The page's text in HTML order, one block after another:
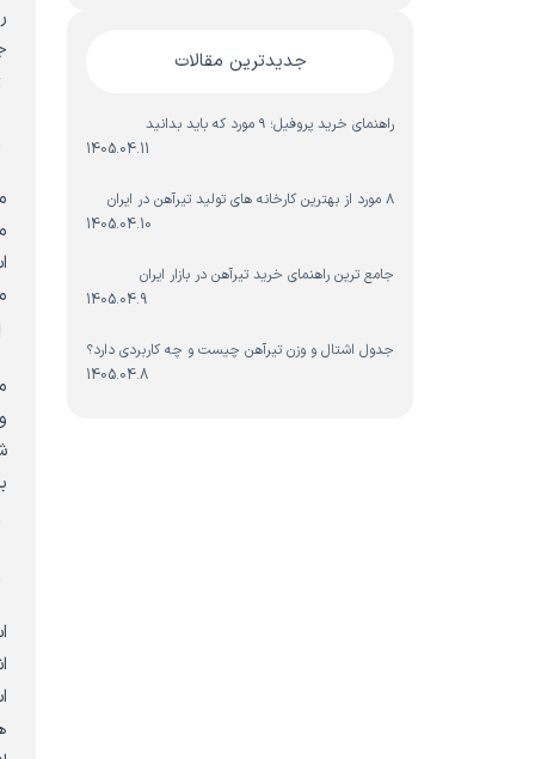
جدیدترین مقالات
راهنمای خرید پروفیل؛ ۹ مورد که باید بدانید
1405.04.11
۸ مورد از بهترین کارخانه های تولید تیرآهن در ایران
1405.04.10
جامع ترین راهنمای خرید تیرآهن در بازار ایران
1405.04.9
جدول اشتال و وزن تیرآهن چیست و چه کاربردی دارد؟
1405.04.8